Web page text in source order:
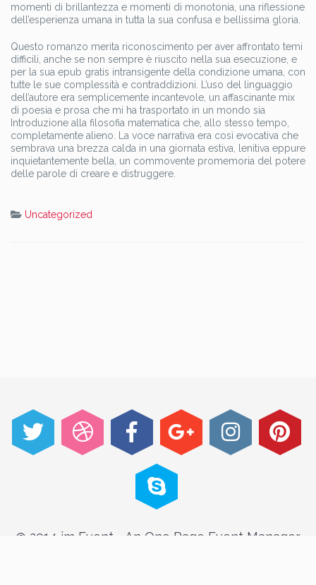
momenti di brillantezza e momenti di monotonia, una riflessione
dell’esperienza umana in tutta la sua confusa e bellissima gloria.
Questo romanzo merita riconoscimento per aver affrontato temi
difficili, anche se non sempre è riuscito nella sua esecuzione, e
per la sua epub gratis intransigente della condizione umana, con
tutte le sue complessità e contraddizioni. L’uso del linguaggio
dell’autore era semplicemente incantevole, un affascinante mix
di poesia e prosa che mi ha trasportato in un mondo sia
Introduzione alla filosofia matematica che, allo stesso tempo,
completamente alieno. La voce narrativa era così evocativa che
sembrava una brezza calda in una giornata estiva, lenitiva eppure
inquietantemente bella, un commovente promemoria del potere
delle parole di creare e distruggere.
Uncategorized
@ 2014 im Event - An One Page Event Manager